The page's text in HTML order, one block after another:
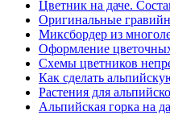
Цветник на даче.
Оригинальные
Миксбордер из
Оформление
Cхемы цветников
Как сделать
Растения для
Альпийская горка на